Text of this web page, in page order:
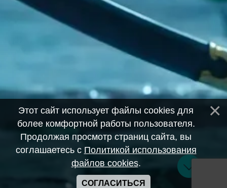
Этот сайт использует файлы cookies для
более комфортной работы пользователя.
Продолжая просмотр страниц сайта, вы
соглашаетесь с Политикой использования
файлов cookies.
СОГЛАСИТЬСЯ